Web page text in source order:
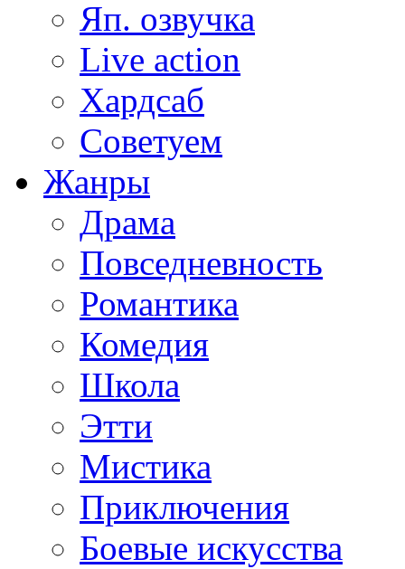
Яп. озвучка
Live action
Хардсаб
Советуем
Жанры
Драма
Повседневность
Романтика
Комедия
Школа
Этти
Мистика
Приключения
Боевые искусства